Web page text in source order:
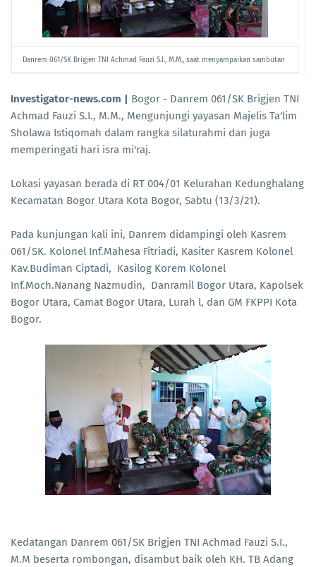
Danrem 061/SK Brigjen TNI Achmad Fauzi S.I., M.M., saat menyampaikan sambutan
Investigator-news.com |
Bogor - Danrem 061/SK Brigjen TNI
Achmad Fauzi S.I., M.M., Mengunjungi yayasan Majelis Ta'lim
Sholawa Istiqomah dalam rangka silaturahmi dan juga
memperingati hari isra mi'raj.
Lokasi yayasan berada di RT 004/01 Kelurahan Kedunghalang
Kecamatan Bogor Utara Kota Bogor, Sabtu (13/3/21).
Pada kunjungan kali ini, Danrem didampingi oleh Kasrem
061/SK. Kolonel Inf.Mahesa Fitriadi, Kasiter Kasrem Kolonel
Kav.Budiman Ciptadi, Kasilog Korem Kolonel
Inf.Moch.Nanang Nazmudin, Danramil Bogor Utara, Kapolsek
Bogor Utara, Camat Bogor Utara, Lurah l, dan GM FKPPI Kota
Bogor.
Kedatangan Danrem 061/SK Brigjen TNI Achmad Fauzi S.I.,
M.M beserta rombongan, disambut baik oleh KH. TB Adang